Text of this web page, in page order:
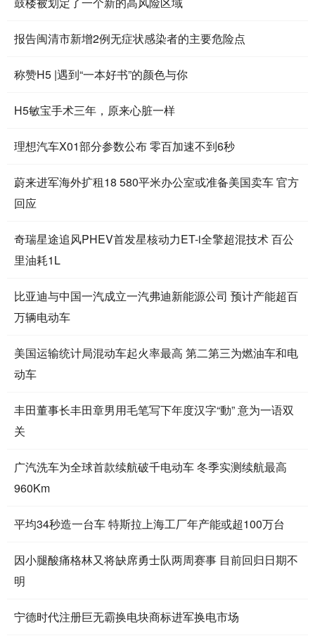
报告闽清市新增2例无症状感染者的主要危险点
称赞H5 |遇到“一本好书”的颜色与你
H5敏宝手术三年，原来心脏一样
理想汽车X01部分参数公布 零百加速不到6秒
蔚来进军海外扩租18 580平米办公室或准备美国卖车 官方
回应
奇瑞星途追风PHEV首发星核动力ET-i全擎超混技术 百公
里油耗1L
比亚迪与中国一汽成立一汽弗迪新能源公司 预计产能超百
万辆电动车
美国运输统计局混动车起火率最高 第二第三为燃油车和电
动车
丰田董事长丰田章男用毛笔写下年度汉字“動” 意为一语双
关
广汽洗车为全球首款续航破千电动车 冬季实测续航最高
960Km
平均34秒造一台车 特斯拉上海工厂年产能或超100万台
因小腿酸痛格林又将缺席勇士队两周赛事 目前回归日期不
明
宁德时代注册巨无霸换电块商标进军换电市场